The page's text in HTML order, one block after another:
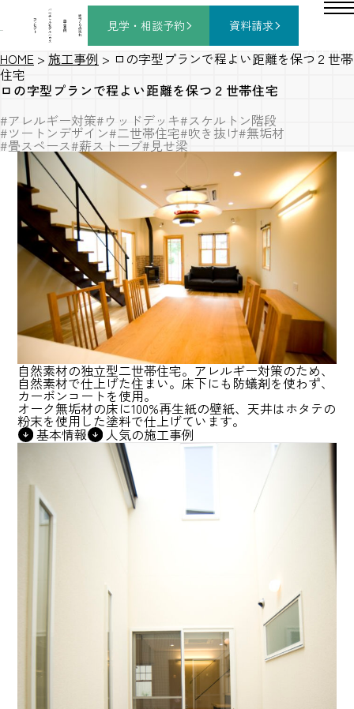
コ
ン
セ
プ
ト
バ
ー
チ
ャ
ル
モ
デ
ル
ハ
ウ
ス
施
工
事
例
家
づ
く
り
の
流
れ
見学・相談予約 資料請求
GALLERY
HOME > 施工事例 > ロの字型プランで程よい距離を保つ２世帯
住宅
ロの字型プランで程よい距離を保つ２世帯住宅
#アレルギー対策#ウッドデッキ#スケルトン階段
#ツートンデザイン#二世帯住宅#吹き抜け#無垢材
#畳スペース#薪ストーブ#見せ梁
自然素材の独立型二世帯住宅。アレルギー対策のため、
自然素材で仕上げた住まい。床下にも防蟻剤を使わず、
カーボンコートを使用。
オーク無垢材の床に100%再生紙の壁紙、天井はホタテの
粉末を使用した塗料で仕上げています。
基本情報 人気の施工事例